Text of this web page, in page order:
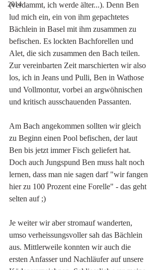
2014
(verdammt, ich werde älter...). Denn Ben
lud mich ein, ein von ihm gepachtetes
Bächlein in Basel mit ihm zusammen zu
befischen. Es lockten Bachforellen und
Alet, die sich zusammen den Bach teilen.
Zur vereinbarten Zeit marschierten wir also
los, ich in Jeans und Pulli, Ben in Wathose
und Vollmontur, vorbei an argwöhnischen
und kritisch ausschauenden Passanten.
Am Bach angekommen sollten wir gleich
zu Beginn einen Pool befischen, der laut
Ben bis jetzt immer Fisch geliefert hat.
Doch auch Jungspund Ben muss halt noch
lernen, dass man nie sagen darf "wir fangen
hier zu 100 Prozent eine Forelle" - das geht
selten auf ;)
Je weiter wir aber stromauf wanderten,
umso verheissungsvoller sah das Bächlein
aus. Mittlerweile konnten wir auch die
ersten Anfasser und Nachläufer auf unsere